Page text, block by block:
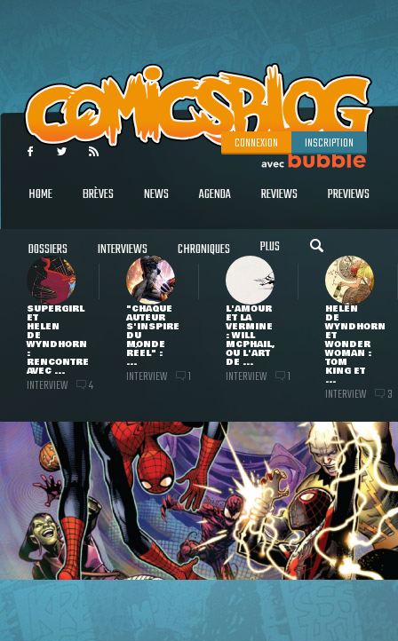
CONNEXION INSCRIPTION
HOME BRÈVES NEWS AGENDA REVIEWS PREVIEWS
DOSSIERS INTERVIEWS CHRONIQUES PLUS
SUPERGIRL
ET
HELEN
DE
WYNDHORN
:
RENCONTRE
AVEC ...
INTERVIEW 4
"CHAQUE
AUTEUR
S'INSPIRE
DU
MONDE
RÉEL" :
...
INTERVIEW 1
L'AMOUR
ET LA
VERMINE
: WILL
MCPHAIL,
OU L'ART
DE ...
INTERVIEW 1
HELEN
DE
WYNDHORN
ET
WONDER
WOMAN :
TOM
KING ET
...
INTERVIEW 3